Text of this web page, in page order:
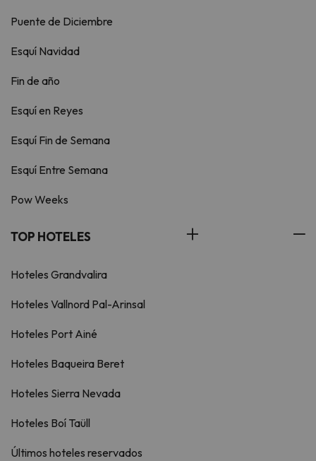
Puente de Diciembre
Esquí Navidad
Fin de año
Esquí en Reyes
Esquí Fin de Semana
Esquí Entre Semana
Pow Weeks
TOP HOTELES
Hoteles Grandvalira
Hoteles Vallnord Pal-Arinsal
Hoteles Port Ainé
Hoteles Baqueira Beret
Hoteles Sierra Nevada
Hoteles Boí Taüll
Últimos hoteles reservados